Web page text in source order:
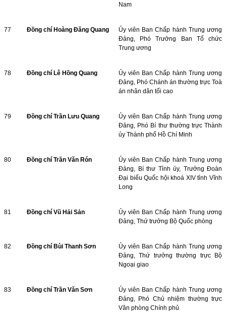
Nam
77 Đồng chí Hoàng Đăng Quang
Ủy viên Ban Chấp hành Trung ương
Đảng, Phó Trưởng Ban Tổ chức
Trung ương
78 Đồng chí Lê Hồng Quang
Ủy viên Ban Chấp hành Trung ương
Đảng, Phó Chánh án thường trực Toà
án nhân dân tối cao
79 Đồng chí Trần Lưu Quang
Ủy viên Ban Chấp hành Trung ương
Đảng, Phó Bí thư thường trực Thành
ủy Thành phố Hồ Chí Minh
80 Đồng chí Trần Văn Rón
Ủy viên Ban Chấp hành Trung ương
Đảng, Bí thư Tỉnh ủy, Trưởng Đoàn
Đại biểu Quốc hội khoá XIV tỉnh Vĩnh
Long
81 Đồng chí Vũ Hải Sản
Ủy viên Ban Chấp hành Trung ương
Đảng, Thứ trưởng Bộ Quốc phòng
82 Đồng chí Bùi Thanh Sơn
Ủy viên Ban Chấp hành Trung ương
Đảng, Thứ trưởng thường trực Bộ
Ngoại giao
83 Đồng chí Trần Văn Sơn
Ủy viên Ban Chấp hành Trung ương
Đảng, Phó Chủ nhiệm thường trực
Văn phòng Chính phủ